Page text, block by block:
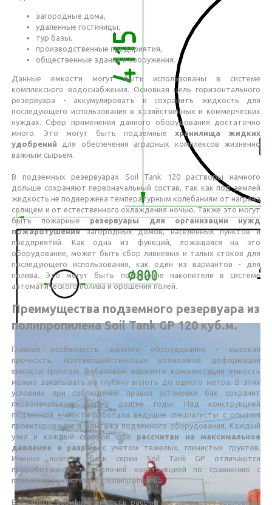
загородные дома,
удаленные гостиницы,
тур базы,
производственные предприятия,
общественные здания и сооружения.
Данные емкости могут быть использованы в системе
комплексного водоснабжения. Основная цель горизонтального
резервуара - аккумулировать и сохранить жидкость для
последующего использования в хозяйственных и коммерческих
нуждах. Сфер применения данного оборудования достаточно
много. Это могут быть подземные хранилища жидких
удобрений для обеспечения аграрных комплексов жизненно
важным сырьем.
В подземных резервуарах Soil Tank 120 растворы намного
дольше сохраняют первоначальный состав, так как под землей
жидкость не подвержена температурным колебаниям от нагрева
солнцем и от естественного охлаждения ночью. Также это могут
быть пожарныерезервуары для организации нужд
пожаротушениязагородных домов, населенных пунктов и
предприятий. Как одна из функций, ложащаяся на это
оборудование, может быть сбор ливневых и талых стоков для
последующего использования, как один из вариантов - для
полива. Это могут быть подземные накопители в системе
автоматического полива и орошения полей.
Преимущества подземного резервуара из
полипропилена Soil Tank GP 120 куб.м.
Главная особенность данного оборудования - высокая
прочность, противодействующая возможной деформации
емкости грунтом. В базовом варианте комплектации емкость
можно закапывать на глубину вплоть до одного метра. В этих
условиях при соблюдении правил установки бак сохранит
первоначальную форму долгие годы. Над конструкцией
подземной емкости работали ведущие специалисты с опытом
проектирования и монтажа подземного оборудования. Каждый
узел и каждый сварной шов рассчитан на максимальное
давление и разрывс учетом тяжелых, глинистых грунтов.
Именно поэтому баки серии Soil Tank GP отличаются
проработанной до мелочей конструкцией по сравнению с
похожими емкостями из полипропилена.
В базовом варианте емкость рассчитана на высоту горловины